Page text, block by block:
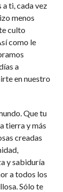
a ti, cada vez
menos
culto
como le
a
en nuestro
Que tu
tierra y más
creadas
y sabiduría
a todos los
Sólo te